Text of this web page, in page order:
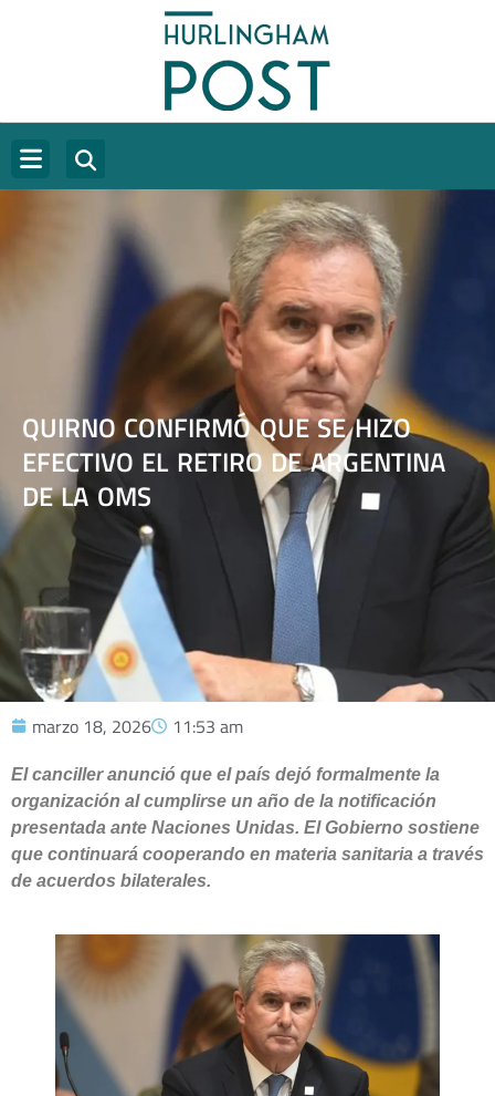
QUIRNO CONFIRMÓ QUE SE HIZO
EFECTIVO EL RETIRO DE ARGENTINA
DE LA OMS
marzo 18, 2026 11:53 am
El canciller anunció que el país dejó formalmente la
organización al cumplirse un año de la notificación
presentada ante Naciones Unidas. El Gobierno sostiene
que continuará cooperando en materia sanitaria a través
de acuerdos bilaterales.